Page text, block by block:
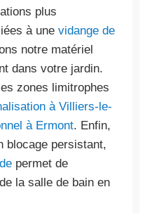
plus
à une vidange de
notre matériel
dans votre jardin.
zones limitrophes
à Villiers-le-
à Ermont. Enfin,
blocage persistant,
permet de
la salle de bain en